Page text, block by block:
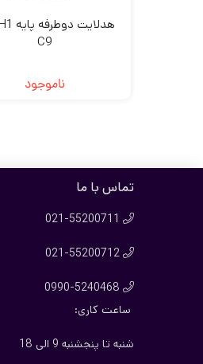
C9
ناموجود
تماس با ما

021-55200711

021-55200712

0990-5240468
ساعت کاری:
شنبه تا پنجشنبه 9 الی 18